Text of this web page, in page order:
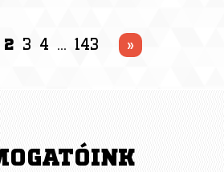
2 3 4 … 143 »